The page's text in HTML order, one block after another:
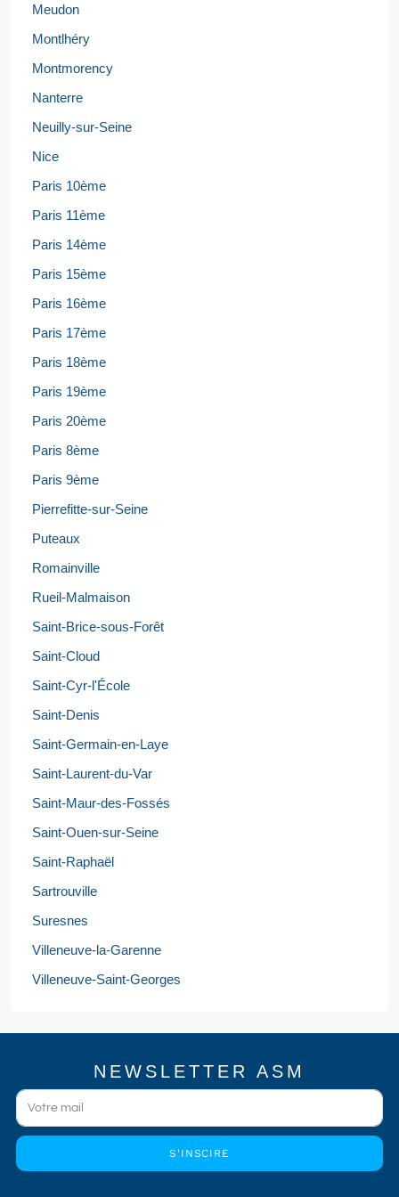
Meudon
Montlhéry
Montmorency
Nanterre
Neuilly-sur-Seine
Nice
Paris 10ème
Paris 11ème
Paris 14ème
Paris 15ème
Paris 16ème
Paris 17ème
Paris 18ème
Paris 19ème
Paris 20ème
Paris 8ème
Paris 9ème
Pierrefitte-sur-Seine
Puteaux
Romainville
Rueil-Malmaison
Saint-Brice-sous-Forêt
Saint-Cloud
Saint-Cyr-l'École
Saint-Denis
Saint-Germain-en-Laye
Saint-Laurent-du-Var
Saint-Maur-des-Fossés
Saint-Ouen-sur-Seine
Saint-Raphaël
Sartrouville
Suresnes
Villeneuve-la-Garenne
Villeneuve-Saint-Georges
NEWSLETTER ASM
S'INSCIRE